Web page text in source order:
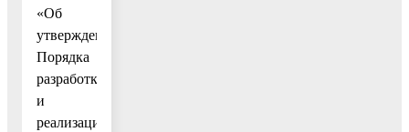
«Об
утверждении
Порядка
разработки
и
реализации